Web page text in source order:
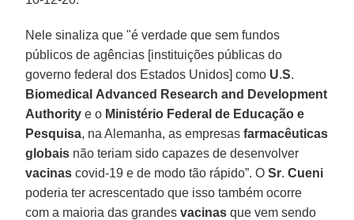
Nele sinaliza que "é verdade que sem fundos
públicos de agências [instituições públicas do
governo federal dos Estados Unidos] como U.S.
Biomedical Advanced Research and Development
Authority e o Ministério Federal de Educação e
Pesquisa, na Alemanha, as empresasfarmacêuticas
globais não teriam sido capazes de desenvolver
vacinas covid-19 e de modo tão rápido”. OSr.Cueni
poderia ter acrescentado que isso também ocorre
com a maioria das grandesvacinas que vem sendo